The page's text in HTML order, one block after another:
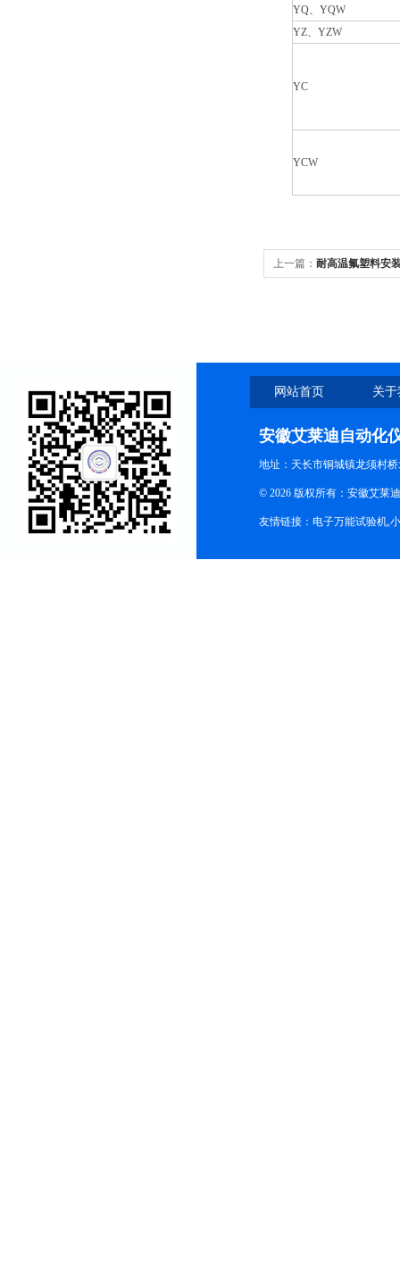
YQ、YQW
YZ、YZW
YC
YCW
上一篇： 耐高温氟塑料安
网站首页 关
安徽艾莱迪自动化
地址：天长市铜城镇龙须村
© 2026 版权所有：安徽艾莱
友情链接： 电子万能试验机,